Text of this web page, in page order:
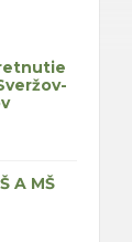
A MŠ